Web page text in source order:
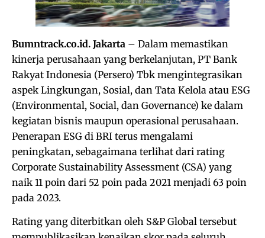
Bumntrack.co.id. Jakarta – Dalam memastikan
kinerja perusahaan yang berkelanjutan, PT Bank
Rakyat Indonesia (Persero) Tbk mengintegrasikan
aspek Lingkungan, Sosial, dan Tata Kelola atau ESG
(Environmental, Social, dan Governance) ke dalam
kegiatan bisnis maupun operasional perusahaan.
Penerapan ESG di BRI terus mengalami
peningkatan, sebagaimana terlihat dari rating
Corporate Sustainability Assessment (CSA) yang
naik 11 poin dari 52 poin pada 2021 menjadi 63 poin
pada 2023.
Rating yang diterbitkan oleh S&P Global tersebut